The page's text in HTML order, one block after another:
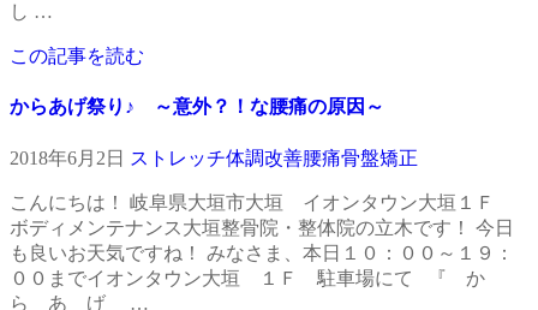
し …
この記事を読む
からあげ祭り♪ ～意外？！な腰痛の原因～
2018年6月2日 ストレッチ体調改善腰痛骨盤矯正
こんにちは！ 岐阜県大垣市大垣 イオンタウン大垣１Ｆ
ボディメンテナンス大垣整骨院・整体院の立木です！ 今日
も良いお天気ですね！ みなさま、本日１０：００～１９：
００までイオンタウン大垣 １Ｆ 駐車場にて 『 か
ら あ げ …